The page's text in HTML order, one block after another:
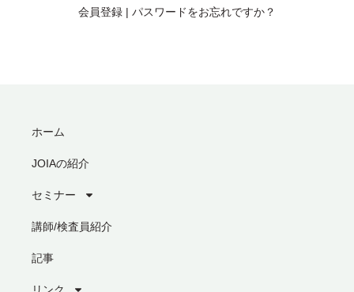
会員登録 | パスワードをお忘れですか？
ホーム
JOIAの紹介
セミナー
講師/検査員紹介
記事